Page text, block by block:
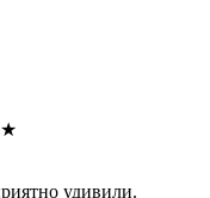
★
удивили.